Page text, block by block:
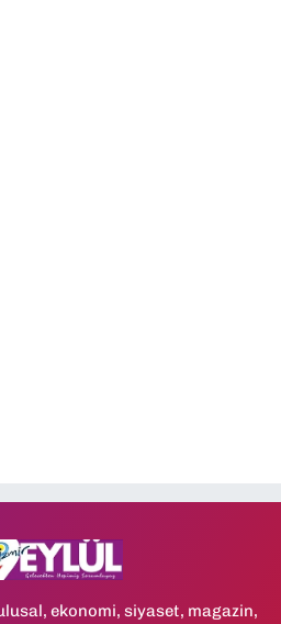
ekonomi, siyaset, magazin,